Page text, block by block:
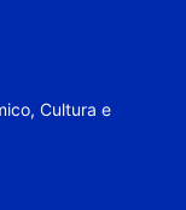
Cultura e